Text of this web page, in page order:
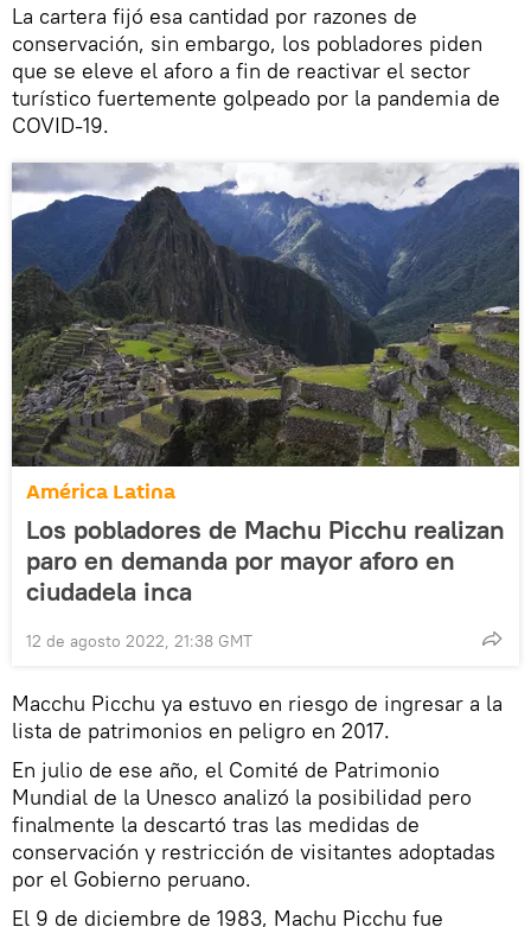
La cartera fijó esa cantidad por razones de
conservación, sin embargo, los pobladores piden
que se eleve el aforo a fin de reactivar el sector
turístico fuertemente golpeado por la pandemia de
COVID-19.
América Latina
Los pobladores de Machu Picchu realizan
paro en demanda por mayor aforo en
ciudadela inca
12 de agosto 2022, 21:38 GMT
Macchu Picchu ya estuvo en riesgo de ingresar a la
lista de patrimonios en peligro en 2017.
En julio de ese año, el Comité de Patrimonio
Mundial de la Unesco analizó la posibilidad pero
finalmente la descartó tras las medidas de
conservación y restricción de visitantes adoptadas
por el Gobierno peruano.
El 9 de diciembre de 1983, Machu Picchu fue